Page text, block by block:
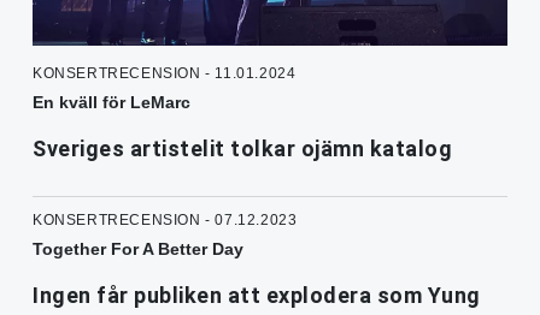
KONSERTRECENSION - 11.01.2024
En kväll för LeMarc
Sveriges artistelit tolkar ojämn katalog
KONSERTRECENSION - 07.12.2023
Together For A Better Day
Ingen får publiken att explodera som Yung